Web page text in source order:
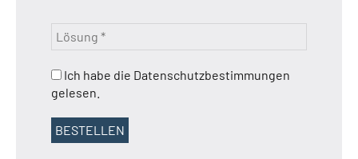
Ich habe die Datenschutzbestimmungen
gelesen.